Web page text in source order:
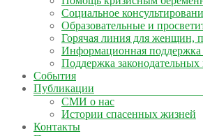
Социальное
Образовательные и
Горячая линия для женщин,
Информационная поддержка
Поддержка
События
Публикации
СМИ о нас
Истории спасенных жизней
Контакты